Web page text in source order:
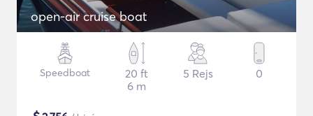
open-air cruise boat
Speedboat
20 ft
6 m
5 Rejs 0